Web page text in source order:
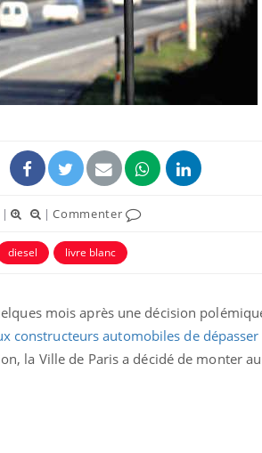
| |Commenter
diesel livre blanc
mois après une décision
constructeurs automobiles de dépasser
la Ville de Paris a décidé de monter
Toujours connectés :
comment le travail
empiète de plus en plus
sur nos soirées
Cancer colorectal : une
stratégie simple aurait